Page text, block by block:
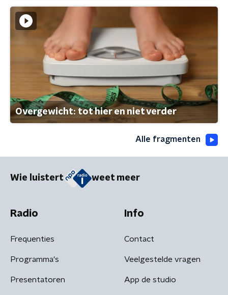
Overgewicht: tot hier en niet verder
Alle fragmenten
Wie luistert weet meer
Radio
Frequenties
Programma's
Presentatoren
Info
Contact
Veelgestelde vragen
App de studio